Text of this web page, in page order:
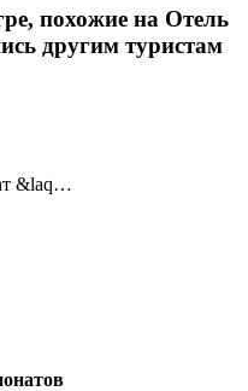
похожие на Отель
другим туристам
&laq…